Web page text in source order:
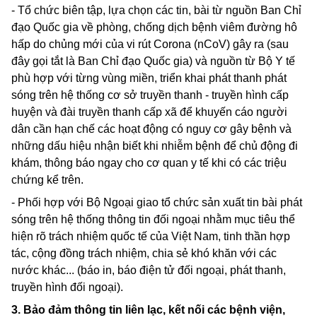
- Tổ chức biên tập, lựa chọn các tin, bài từ nguồn Ban Chỉ
đạo Quốc gia về phòng, chống dịch bệnh viêm đường hô
hấp do chủng mới của vi rútCorona (nCoV) gây ra (sau
đây gọi tắt là Ban Chỉ đạo Quốc gia) và nguồn từ Bộ Y tế
phù hợp với từng vùng miền, triển khai phát thanh phát
sóng trên hệ thống cơ sở truyền thanh - truyền hình cấp
huyện và đài truyền thanh cấp xã để khuyến cáo người
dân cần hạn chế các hoạt động có nguy cơ gây bệnh và
những dấu hiệu nhận biết khi nhiễm bệnh để chủ động đi
khám, thông báo ngay cho cơ quan y tế khi có các triệu
chứng kể trên.
- Phối hợp với Bộ Ngoại giao tổ chức sản xuất tin bài phát
sóng trên hệ thống thông tin đối ngoại nhằm mục tiêu thể
hiện rõ trách nhiệm quốc tế của Việt Nam, tinh thần hợp
tác, cộng đồng trách nhiệm, chia sẻ khó khăn với các
nước khác... (báo in, báo điện tử đối ngoại, phát thanh,
truyền hình đối ngoại).
3. Bảo đảm thông tin liên lạc, kết nối các bệnh viện,